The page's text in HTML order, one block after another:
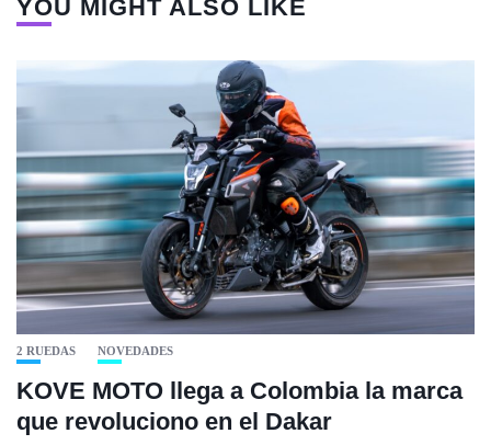
YOU MIGHT ALSO LIKE
2 RUEDAS NOVEDADES
KOVE MOTO llega a Colombia la marca
que revoluciono en el Dakar